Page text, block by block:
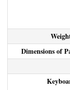
Dimensions of